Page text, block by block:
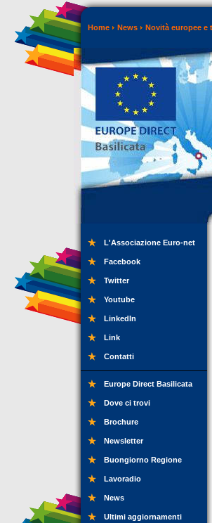
Home News Novità europee e
L'Associazione Euro-net
Facebook
Twitter
Youtube
LinkedIn
Link
Contatti
Europe Direct Basilicata
Dove ci trovi
Brochure
Newsletter
Buongiorno Regione
Lavoradio
News
Ultimi aggiornamenti